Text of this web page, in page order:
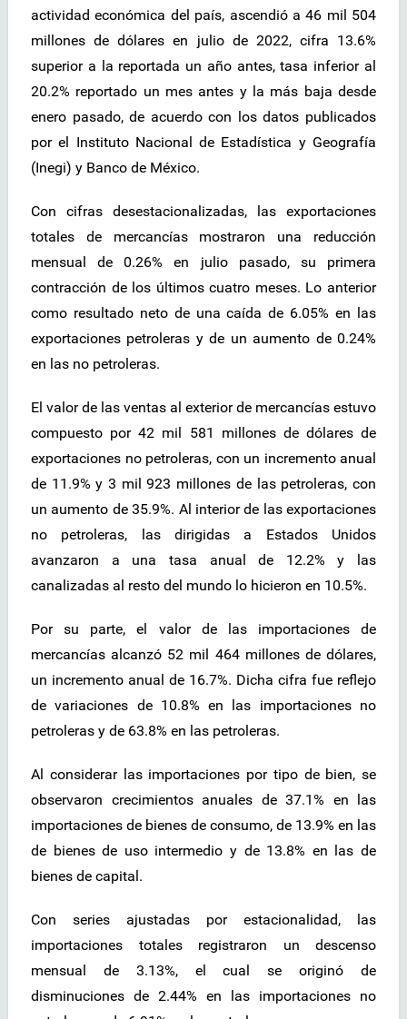
actividad económica del país, ascendió a 46 mil 504
millones de dólares en julio de 2022, cifra 13.6%
superior a la reportada un año antes, tasa inferior al
20.2% reportado un mes antes y la más baja desde
enero pasado, de acuerdo con los datos publicados
por el Instituto Nacional de Estadística y Geografía
(Inegi) y Banco de México.
Con cifras desestacionalizadas, las exportaciones
totales de mercancías mostraron una reducción
mensual de 0.26% en julio pasado, su primera
contracción de los últimos cuatro meses. Lo anterior
como resultado neto de una caída de 6.05% en las
exportaciones petroleras y de un aumento de 0.24%
en las no petroleras.
El valor de las ventas al exterior de mercancías estuvo
compuesto por 42 mil 581 millones de dólares de
exportaciones no petroleras, con un incremento anual
de 11.9% y 3 mil 923 millones de las petroleras, con
un aumento de 35.9%. Al interior de las exportaciones
no petroleras, las dirigidas a Estados Unidos
avanzaron a una tasa anual de 12.2% y las
canalizadas al resto del mundo lo hicieron en 10.5%.
Por su parte, el valor de las importaciones de
mercancías alcanzó 52 mil 464 millones de dólares,
un incremento anual de 16.7%. Dicha cifra fue reflejo
de variaciones de 10.8% en las importaciones no
petroleras y de 63.8% en las petroleras.
Al considerar las importaciones por tipo de bien, se
observaron crecimientos anuales de 37.1% en las
importaciones de bienes de consumo, de 13.9% en las
de bienes de uso intermedio y de 13.8% en las de
bienes de capital.
Con series ajustadas por estacionalidad, las
importaciones totales registraron un descenso
mensual de 3.13%, el cual se originó de
disminuciones de 2.44% en las importaciones no